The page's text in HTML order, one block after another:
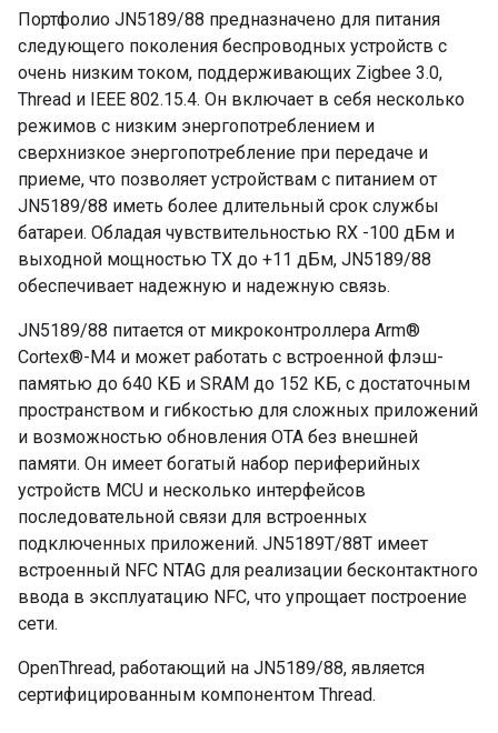
Портфолио JN5189/88 предназначено для питания
следующего поколения беспроводных устройств с
очень низким током, поддерживающих Zigbee 3.0,
Thread и IEEE 802.15.4. Он включает в себя несколько
режимов с низким энергопотреблением и
сверхнизкое энергопотребление при передаче и
приеме, что позволяет устройствам с питанием от
JN5189/88 иметь более длительный срок службы
батареи. Обладая чувствительностью RX -100 дБм и
выходной мощностью TX до +11 дБм, JN5189/88
обеспечивает надежную и надежную связь.
JN5189/88 питается от микроконтроллера Arm®
Cortex®-M4 и может работать с встроенной флэш-
памятью до 640 КБ и SRAM до 152 КБ, с достаточным
пространством и гибкостью для сложных приложений
и возможностью обновления OTA без внешней
памяти. Он имеет богатый набор периферийных
устройств MCU и несколько интерфейсов
последовательной связи для встроенных
подключенных приложений. JN5189T/88T имеет
встроенный NFC NTAG для реализации бесконтактного
ввода в эксплуатацию NFC, что упрощает построение
сети.
OpenThread, работающий на JN5189/88, является
сертифицированным компонентом Thread.